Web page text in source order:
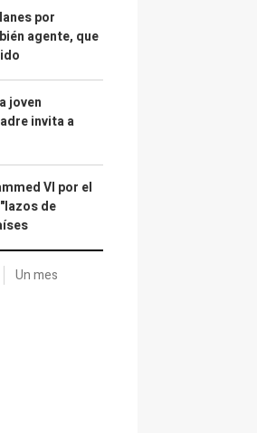
por
agente, que
joven
invita a
VI por el
de
Un mes